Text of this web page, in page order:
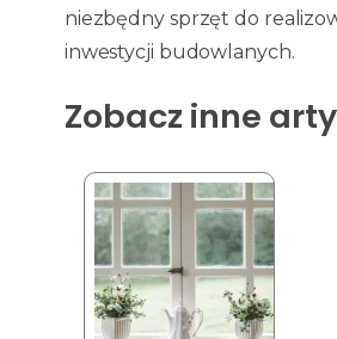
niezbędny sprzęt do
inwestycji budowlanych.
Zobacz inne